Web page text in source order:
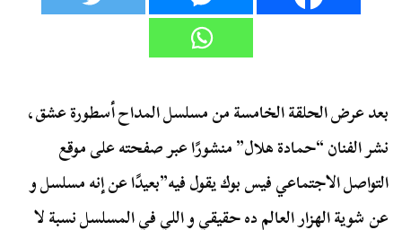
بعد عرض الحلقة الخامسة من مسلسل المداح أسطورة عشق،
نشر الفنان “حمادة هلال” منشورًا عبر صفحته على موقع
التواصل الاجتماعي فيس بوك يقول فيه”بعيدًا عن إنه مسلسل و
عن شوية الهزار العالم ده حقيقي و اللي في المسلسل نسبة لا